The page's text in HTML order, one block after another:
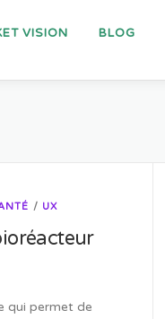
VISION BLOG
/ UX
qui permet de